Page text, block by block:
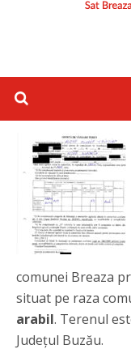
comunei Breaza
situat pe raza
arabil. Terenul
Județul Buzău.